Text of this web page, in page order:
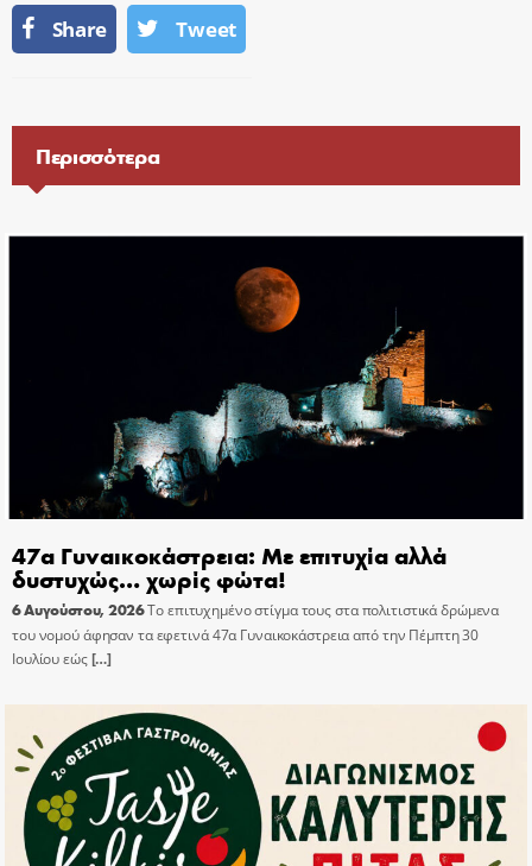
Share Tweet
Περισσότερα
47α Γυναικοκάστρεια: Με επιτυχία αλλά
δυστυχώς… χωρίς φώτα!
6 Αυγούστου, 2026Το επιτυχημένο στίγμα τους στα πολιτιστικά δρώμενα
του νομού άφησαν τα εφετινά 47α Γυναικοκάστρεια από την Πέμπτη 30
Ιουλίου εώς[…]